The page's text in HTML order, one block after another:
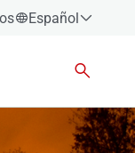
Español
Euskara